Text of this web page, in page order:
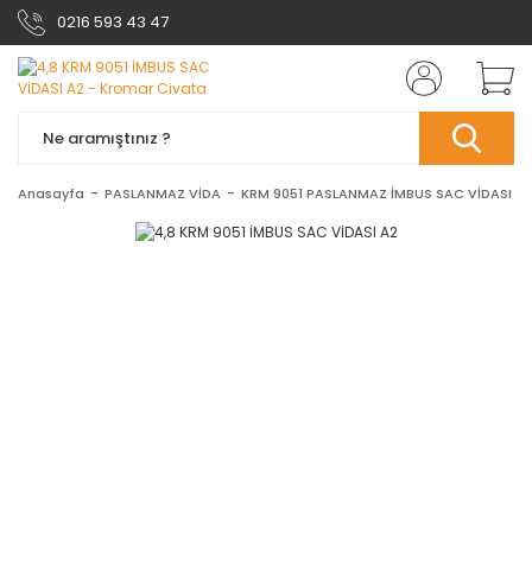
0216 593 43 47
Anasayfa PASLANMAZ VİDA KRM 9051 PASLANMAZ İMBUS SAC VİDASI